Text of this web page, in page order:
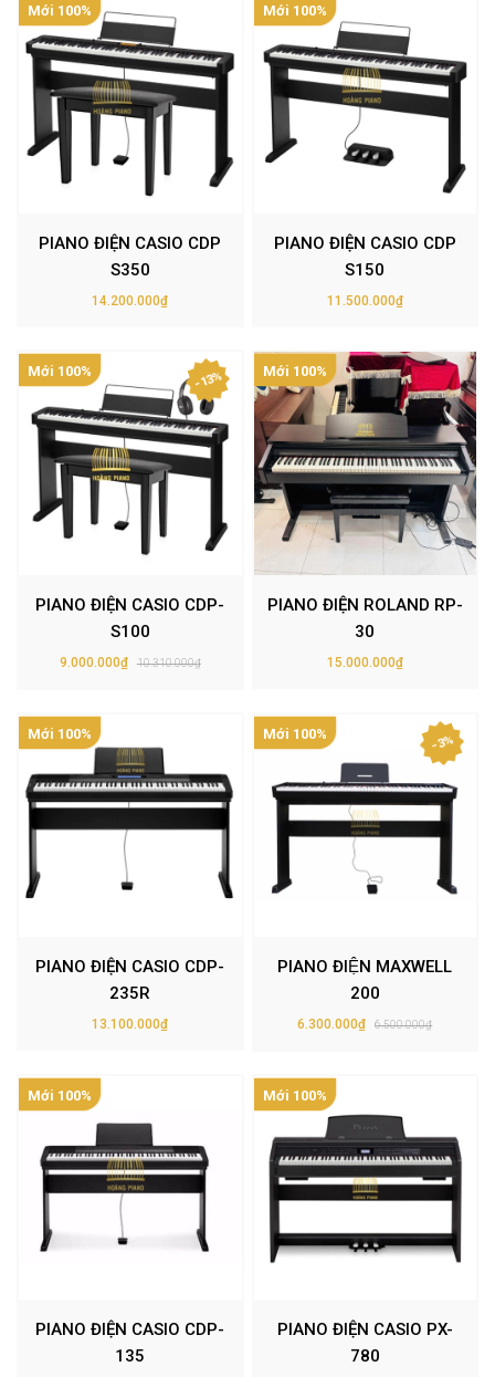
Mới 100%
PIANO ĐIỆN CASIO CDP
S350
14.200.000₫
Mới 100%
PIANO ĐIỆN CASIO CDP
S150
11.500.000₫
- 13%
Mới 100%
PIANO ĐIỆN CASIO CDP-
S100
9.000.000₫ 10.310.000₫
Mới 100%
PIANO ĐIỆN ROLAND RP-
30
15.000.000₫
Mới 100%
PIANO ĐIỆN CASIO CDP-
235R
13.100.000₫
- 3%
Mới 100%
PIANO ĐIỆN MAXWELL
200
6.300.000₫ 6.500.000₫
Mới 100%
PIANO ĐIỆN CASIO CDP-
135
Mới 100%
PIANO ĐIỆN CASIO PX-
780